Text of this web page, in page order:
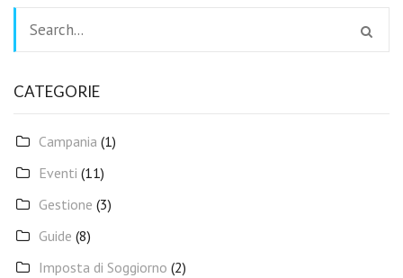
CATEGORIE
Campania (1)
Eventi (11)
Gestione (3)
Guide (8)
Imposta di Soggiorno (2)